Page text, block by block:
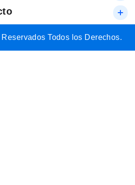
Todos los Derechos.